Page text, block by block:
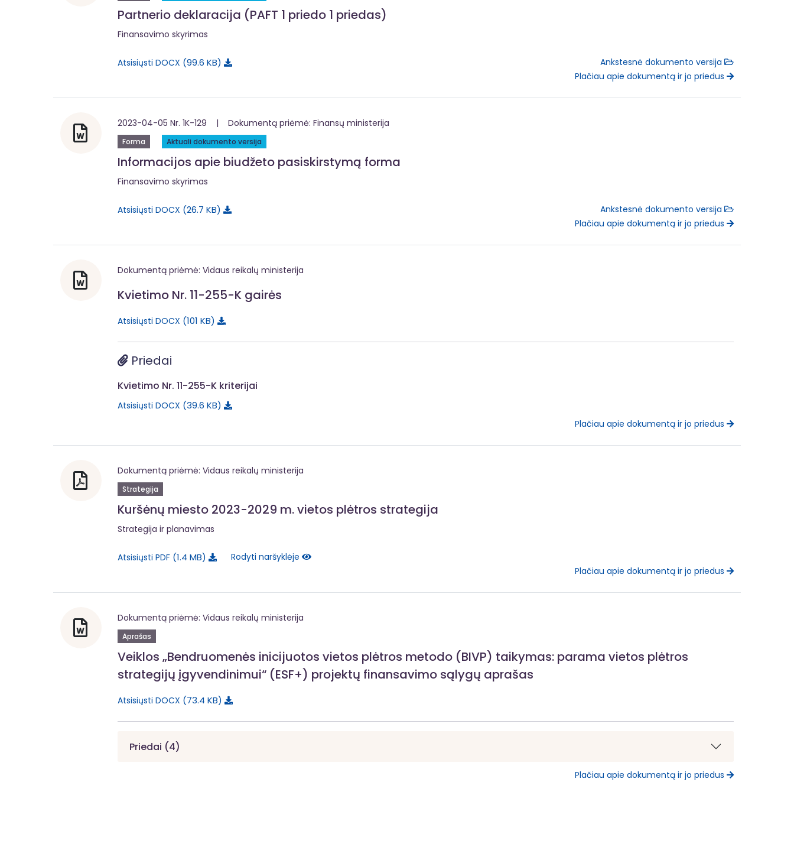
Partnerio deklaracija (PAFT 1 priedo 1 priedas)
Finansavimo skyrimas
Atsisiųsti DOCX 99.6 KB
Ankstesnė dokumento versija
Plačiau apie dokumentą ir jo priedus
2023-04-05 Nr. 1K-129 | Dokumentą priėmė: Finansų ministerija
Forma Aktuali dokumento versija
Informacijos apie biudžeto pasiskirstymą forma
Finansavimo skyrimas
Atsisiųsti DOCX 26.7 KB
Ankstesnė dokumento versija
Plačiau apie dokumentą ir jo priedus
Dokumentą priėmė: Vidaus reikalų ministerija
Kvietimo Nr. 11-255-K gairės
Atsisiųsti DOCX 101 KB
Priedai
Kvietimo Nr. 11-255-K kriterijai
Atsisiųsti DOCX 39.6 KB
Plačiau apie dokumentą ir jo priedus
Dokumentą priėmė: Vidaus reikalų ministerija
Strategija
Kuršėnų miesto 2023-2029 m. vietos plėtros strategija
Strategija ir planavimas
Atsisiųsti PDF 1.4 MB
Rodyti naršyklėje
Plačiau apie dokumentą ir jo priedus
Dokumentą priėmė: Vidaus reikalų ministerija
Aprašas
Veiklos „Bendruomenės inicijuotos vietos plėtros metodo (BIVP) taikymas: parama vietos plėtros
strategijų įgyvendinimui“ (ESF+) projektų finansavimo sąlygų aprašas
Atsisiųsti DOCX 73.4 KB
Priedai (4)
Plačiau apie dokumentą ir jo priedus